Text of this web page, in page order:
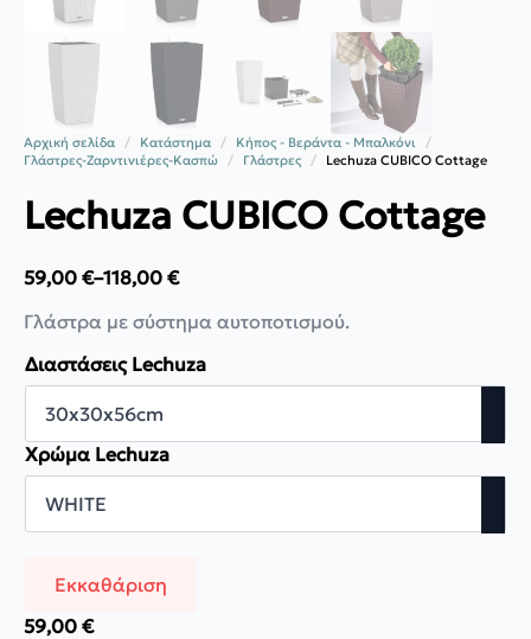
Αρχική σελίδα Κατάστημα
Κήπος - Βεράντα - Μπαλκόνι
Γλάστρες-Ζαρντινιέρες-Κασπώ
Γλάστρες Lechuza CUBICO Cottage
Lechuza CUBICO Cottage
59,00 €–118,00 €
Price
range:
59,00 €
through
118,00 €
Γλάστρα με σύστημα αυτοποτισμού.
Διαστάσεις Lechuza
Χρώμα Lechuza
Εκκαθάριση
59,00 €